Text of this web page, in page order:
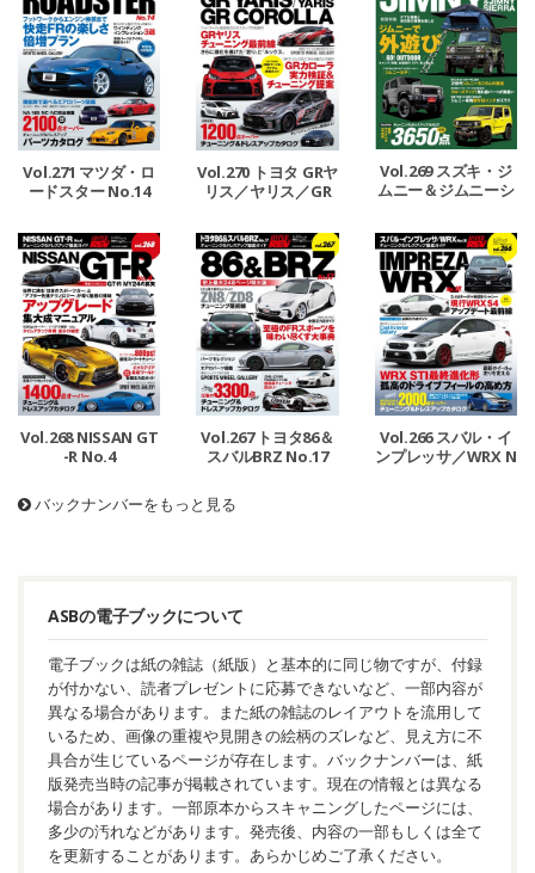
Vol.271 マツダ・ロ
ードスター No.14
Vol.270 トヨタ GRヤ
リス／ヤリス／GR
Vol.269 スズキ・ジ
ムニー＆ジムニーシ
Vol.268 NISSAN GT
-R No.4
Vol.267 トヨタ86＆
スバルBRZ No.17
Vol.266 スバル・イ
ンプレッサ／WRX N
バックナンバーをもっと見る
ASBの電子ブックについて
電子ブックは紙の雑誌（紙版）と基本的に同じ物ですが、付録
が付かない、読者プレゼントに応募できないなど、一部内容が
異なる場合があります。また紙の雑誌のレイアウトを流用して
いるため、画像の重複や見開きの絵柄のズレなど、見え方に不
具合が生じているページが存在します。バックナンバーは、紙
版発売当時の記事が掲載されています。現在の情報とは異なる
場合があります。一部原本からスキャニングしたページには、
多少の汚れなどがあります。発売後、内容の一部もしくは全て
を更新することがあります。あらかじめご了承ください。